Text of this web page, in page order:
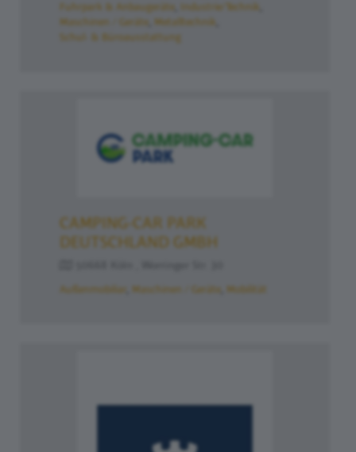
Fuhrpark & Anbaugeräte
Industrie/Technik
Maschinen / Geräte Metalltechnik
Schul- & Büroausstattung
CAMPING-CAR PARK
DEUTSCHLAND GMBH
Außenmobiliar Maschinen / Geräte Mobilität